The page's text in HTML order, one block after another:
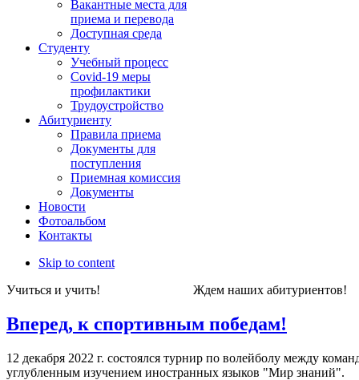
Вакантные места для
приема и перевода
Доступная среда
Студенту
Учебный процесс
Covid-19 меры
профилактики
Трудоустройство
Абитуриенту
Правила приема
Документы для
поступления
Приемная комиссия
Документы
Новости
Фотоальбом
Контакты
Skip to content
Учиться и учить! Ждем наших
Вперед, к спортивным победам!
12 декабря 2022 г. состоялся турнир по волейболу между
углубленным изучением иностранных языков "Мир знаний".